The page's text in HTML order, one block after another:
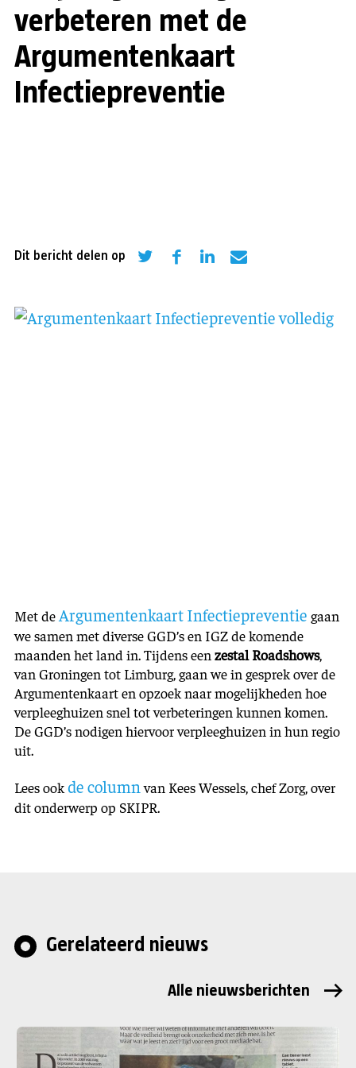
verbeteren met de
Argumentenkaart
Infectiepreventie
Dit bericht delen op
Met de Argumentenkaart Infectiepreventie gaan
we samen met diverse GGD’s en IGZ de komende
maanden het land in. Tijdens een zestal Roadshows,
van Groningen tot Limburg, gaan we in gesprek over de
Argumentenkaart en opzoek naar mogelijkheden hoe
verpleeghuizen snel tot verbeteringen kunnen komen.
De GGD’s nodigen hiervoor verpleeghuizen in hun regio
uit.
Lees ookde column van Kees Wessels, chef Zorg, over
dit onderwerp op SKIPR.
Gerelateerd nieuws
Alle nieuwsberichten